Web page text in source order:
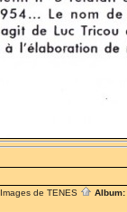
Images de TENES Album: